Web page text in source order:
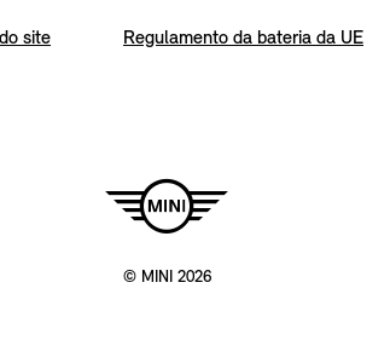
site Regulamento da bateria da UE
© MINI 2026